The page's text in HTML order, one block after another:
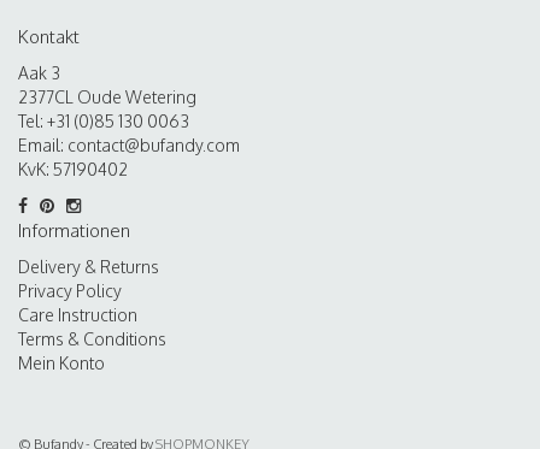
Kontakt
Aak 3
2377CL Oude Wetering
Tel: +31 (0)85 130 0063
Email: contact@bufandy.com
KvK: 57190402
Informationen
Delivery & Returns
Privacy Policy
Care Instruction
Terms & Conditions
Mein Konto
© Bufandy - Created bySHOPMONKEY